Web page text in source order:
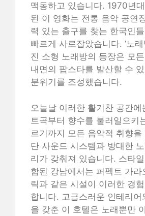
맥동하고 있습니다. 1970년
된 이 영화는 전통 음악 공연
력 있는 출구를 찾는 한국인
빠르게 사로잡았습니다. ‘노래
진 소형 노래방의 등장은 모
내면의 팝스타를 발산할 수
분위기를 조성했습니다.
오늘날 이러한 활기찬 공간에
트곡부터 향수를 불러일으키
르기까지 모든 음악적 취향을
단 사운드 시스템과 방대한
리가 갖춰져 있습니다. 스타
합된 강남에서는 퍼펙트 가라
릭과 같은 시설이 이러한 경
합니다. 고급스러운 인테리어
을 갖춘 이 호텔은 노래뿐만